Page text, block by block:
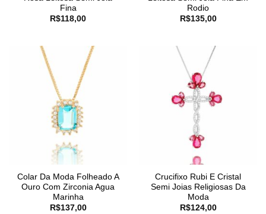
Fina
R$118,00
Rodio
R$135,00
Colar Da Moda Folheado A
Ouro Com Zirconia Agua
Marinha
R$137,00
Crucifixo Rubi E Cristal
Semi Joias Religiosas Da
Moda
R$124,00